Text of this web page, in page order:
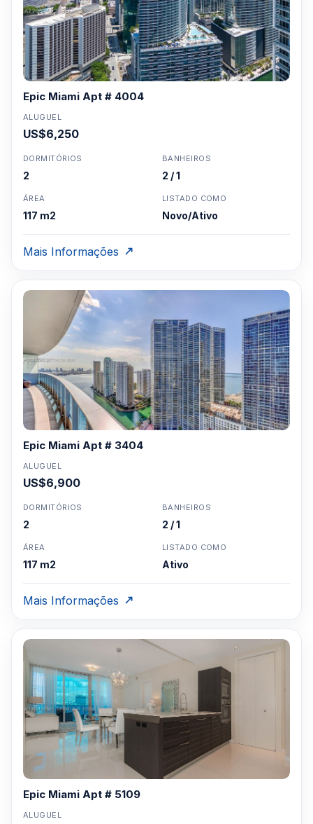
Epic Miami Apt # 4004
ALUGUEL
US$6,250
DORMITÓRIOS
2
BANHEIROS
2 / 1
ÁREA
117 m2
LISTADO COMO
Novo/Ativo
Mais Informações
Epic Miami Apt # 3404
ALUGUEL
US$6,900
DORMITÓRIOS
2
BANHEIROS
2 / 1
ÁREA
117 m2
LISTADO COMO
Ativo
Mais Informações
Epic Miami Apt # 5109
ALUGUEL